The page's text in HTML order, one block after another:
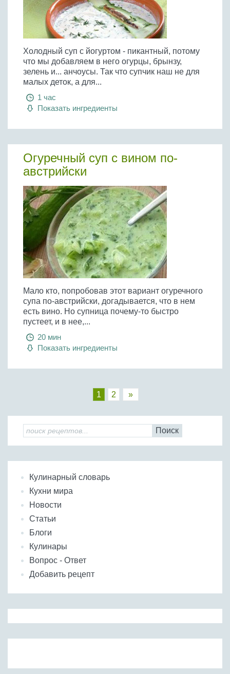
Холодный суп с йогуртом - пикантный, потому
что мы добавляем в него огурцы, брынзу,
зелень и... анчоусы. Так что супчик наш не для
малых деток, а для...
1 час
Показать ингредиенты
Огуречный суп с вином по-
австрийски
Мало кто, попробовав этот вариант огуречного
супа по-австрийски, догадывается, что в нем
есть вино. Но супница почему-то быстро
пустеет, и в нее,...
20 мин
Показать ингредиенты
1 2 »
Поиск
Кулинарный словарь
Кухни мира
Новости
Статьи
Блоги
Кулинары
Вопрос - Ответ
Добавить рецепт